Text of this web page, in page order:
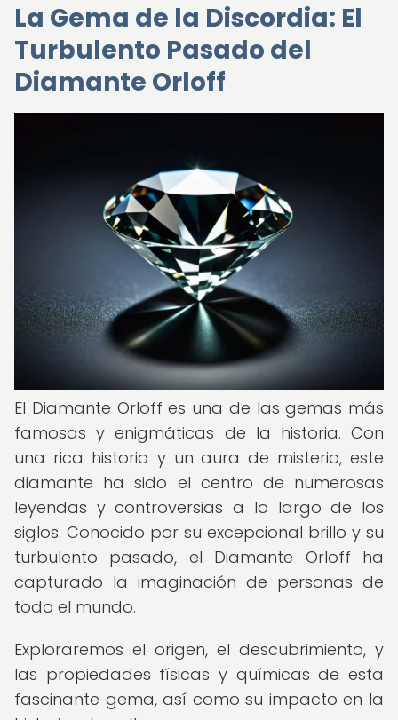
La Gema de la Discordia: El
Turbulento Pasado del
Diamante Orloff
El Diamante Orloff es una de las gemas más
famosas y enigmáticas de la historia. Con
una rica historia y un aura de misterio, este
diamante ha sido el centro de numerosas
leyendas y controversias a lo largo de los
siglos. Conocido por su excepcional brillo y su
turbulento pasado, el Diamante Orloff ha
capturado la imaginación de personas de
todo el mundo.
Exploraremos el origen, el descubrimiento, y
las propiedades físicas y químicas de esta
fascinante gema, así como su impacto en la